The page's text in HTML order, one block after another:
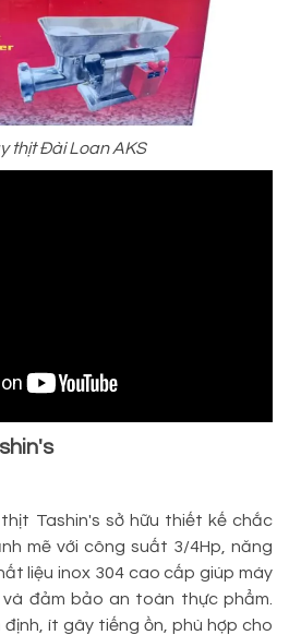
thịt Đài Loan AKS
thịt Tashin's sở hữu thiết kế chắc
mẽ với công suất 3/4Hp, năng
liệu inox 304 cao cấp giúp máy
và đảm bảo an toàn thực phẩm.
ít gây tiếng ồn, phù hợp cho